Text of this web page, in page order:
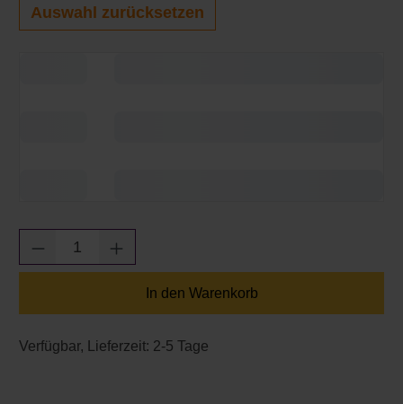
Auswahl zurücksetzen
Produkt Anzahl: Gib den gewünschten
In den Warenkorb
Verfügbar, Lieferzeit: 2-5 Tage